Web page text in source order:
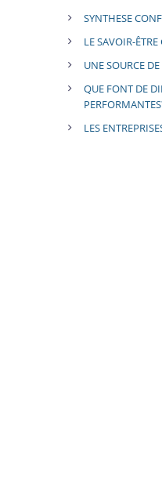
SYNTHESE
LE SAVOIR-
UNE SOURCE
QUE FONT DE
LES